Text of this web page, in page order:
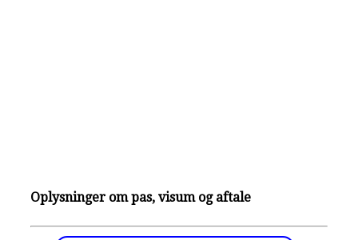
Oplysninger om pas, visum og aftale